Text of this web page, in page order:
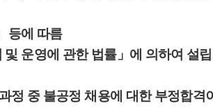
등에 따름
운영에 관한 법률」에 의하여 설
중 불공정 채용에 대한 부정합격